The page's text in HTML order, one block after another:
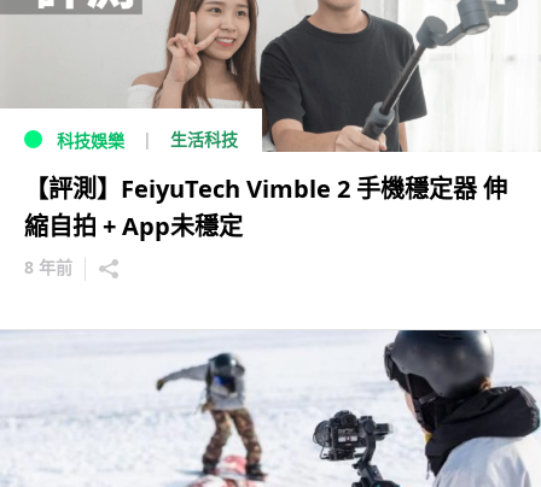
科技娛樂 生活科技
【評測】FeiyuTech Vimble 2 手機穩定器 伸
縮自拍 + App未穩定
8 年前